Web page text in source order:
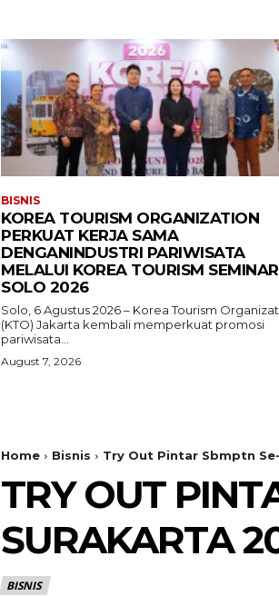
BISNIS
KOREA TOURISM ORGANIZATION
PERKUAT KERJA SAMA
DENGANINDUSTRI PARIWISATA
MELALUI KOREA TOURISM SEMINAR
SOLO 2026
Solo, 6 Agustus 2026 – Korea Tourism
(KTO) Jakarta kembali memperkuat promosi
pariwisata...
August 7, 2026